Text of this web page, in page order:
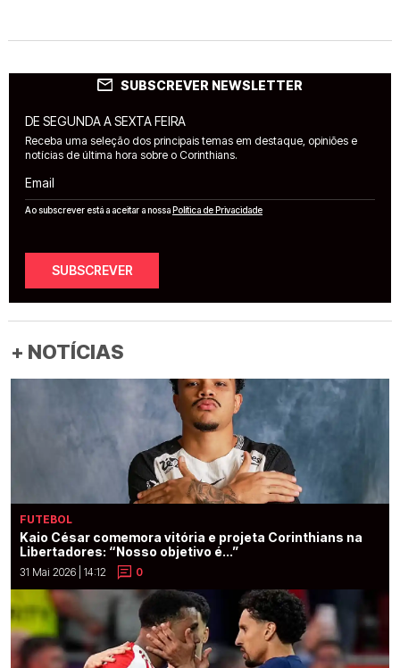
SUBSCREVER NEWSLETTER
DE SEGUNDA A SEXTA FEIRA
Receba uma seleção dos principais temas em destaque, opiniões e
notícias de última hora sobre o Corinthians.
Email
Ao subscrever está a aceitar a nossaPolítica de Privacidade
SUBSCREVER
+ NOTÍCIAS
FUTEBOL
Kaio César comemora vitória e projeta Corinthians na
Libertadores: “Nosso objetivo é...”
31 Mai 2026 | 14:12 0